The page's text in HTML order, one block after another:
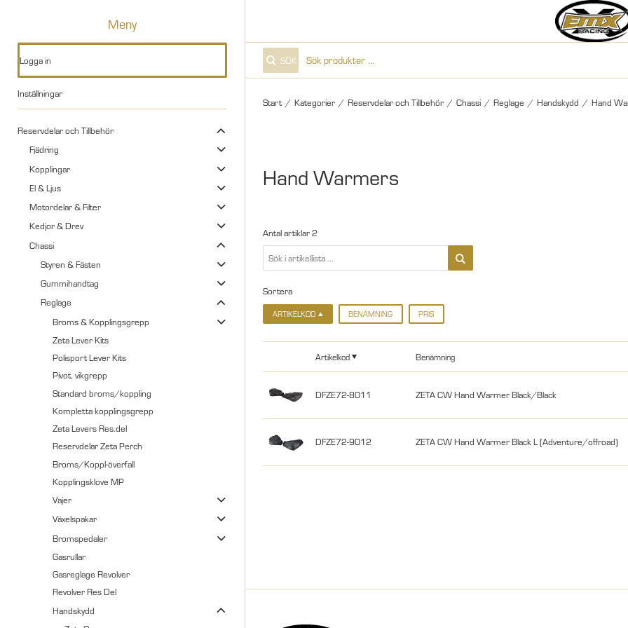
Meny
Logga in
Inställningar
Reservdelar och Tillbehör
Fjädring
Kopplingar
El & Ljus
Motordelar & Filter
Kedjor & Drev
Chassi
Styren & Fästen
Gummihandtag
Reglage
Broms & Kopplingsgrepp
Zeta Lever Kits
Polisport Lever Kits
Pivot, vikgrepp
Standard broms/koppling
Kompletta kopplingsgrepp
Zeta Levers Res.del
Reservdelar Zeta Perch
Broms/Koppl-överfall
Kopplingsklove MP
Vajer
Växelspakar
Bromspedaler
Gasrullar
Gasreglage Revolver
Revolver Res Del
Handskydd
SÖK
Start / Kategorier / Reservdelar och Tillbehör / Chassi / Reglage / Handskydd / Hand
Hand Warmers
Antal artiklar2
Sortera
ARTIKELKOD BENÄMNING PRIS
Artikelkod Benämning
DFZE72-8011 ZETA CW Hand Warmer Black/Black
DFZE72-9012 ZETA CW Hand Warmer Black L (Adventure/offroad)